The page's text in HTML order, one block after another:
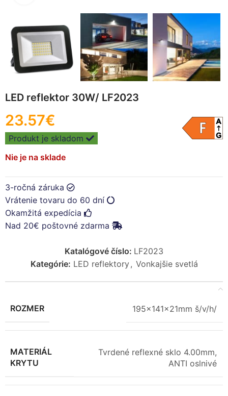
LED reflektor 30W/ LF2023
23.57€
Produkt je skladom
Nie je na sklade
3-ročná záruka
Vrátenie tovaru do 60 dní
Okamžitá expedícia
Nad 20€ poštovné zdarma
Katalógové číslo: LF2023
Kategórie: LED reflektory, Vonkajšie svetlá
ROZMER 195x141x21mm š/v/h/
MATERIÁL
KRYTU
Tvrdené reflexné sklo 4.00mm,
ANTI oslnivé